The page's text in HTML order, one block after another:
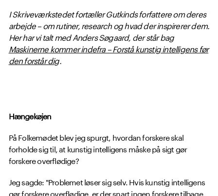
I Skriveværkstedet fortæller Gutkinds forfattere om deres
arbejde – om rutiner, research og hvad der inspirerer dem.
Her har vi talt med Anders Søgaard, der står bag
Maskinerne kommer indefra – Forstå kunstig intelligens før
den forstår dig.
Hængekøjen
På Folkemødet blev jeg spurgt, hvordan forskere skal
forholde sig til, at kunstig intelligens måske på sigt gør
forskere overflødige?
Jeg sagde: "Problemet løser sig selv. Hvis kunstig intelligens
gør forskere overflødige, er der snart ingen forskere tilbage